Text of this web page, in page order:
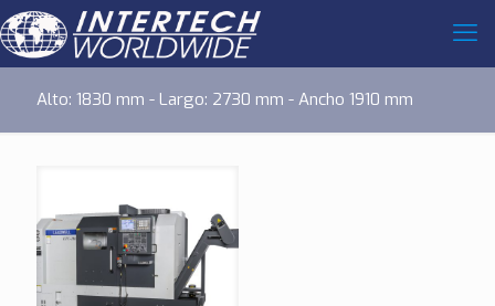
Alto: 1830 mm - Largo: 2730 mm - Ancho 1910 mm